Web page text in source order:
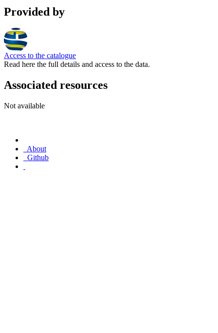
Provided by
Access to the catalogue
Read here the full details and access to the data.
Associated resources
Not available
About
Github